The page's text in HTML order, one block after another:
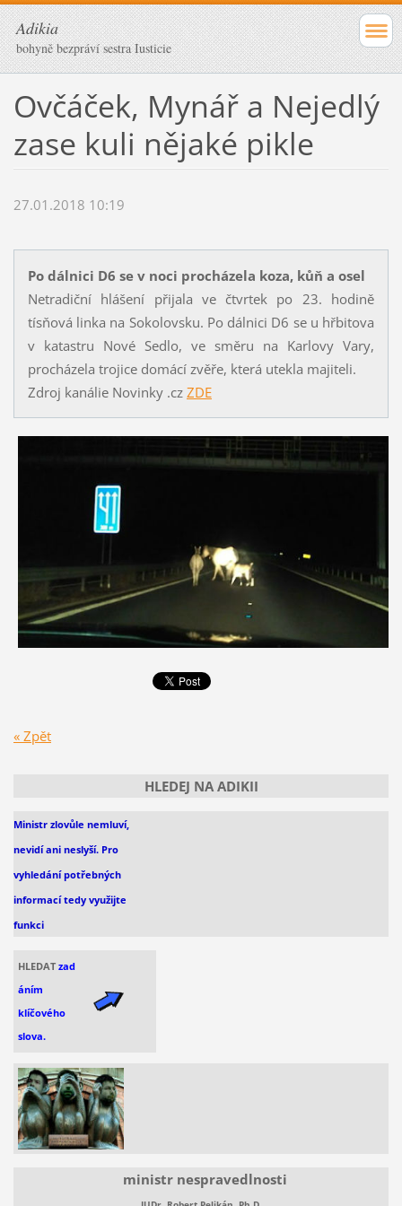
Adikia
bohyně bezpráví sestra Iusticie
Ovčáček, Mynář a Nejedlý
zase kuli nějaké pikle
27.01.2018 10:19
Po dálnici D6 se v noci procházela koza, kůň a osel
Netradiční hlášení přijala ve čtvrtek po 23. hodině
tísňová linka na Sokolovsku. Po dálnici D6 se u hřbitova
v katastru Nové Sedlo, ve směru na Karlovy Vary,
procházela trojice domácí zvěře, která utekla majiteli.
Zdroj kanálie Novinky .cz ZDE
« Zpět
HLEDEJ NA ADIKII
Ministr zlovůle nemluví,
nevidíani neslyší. Pro
vyhledánípotřebných
informacítedy využijte
funkci
HLEDAT zad
áním
klíčového
slova.
ministr nespravedlnosti